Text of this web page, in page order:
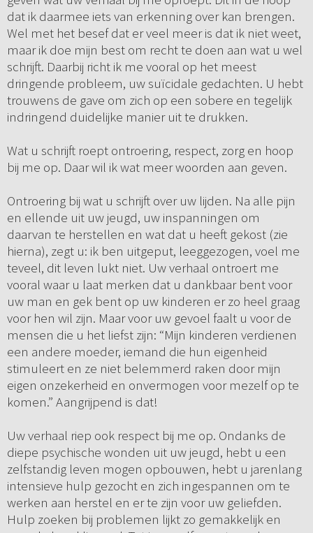
dat ik daarmee iets van erkenning over kan brengen.
Wel met het besef dat er veel meer is dat ik niet weet,
maar ik doe mijn best om recht te doen aan wat u wel
schrijft. Daarbij richt ik me vooral op het meest
dringende probleem, uw suïcidale gedachten. U hebt
trouwens de gave om zich op een sobere en tegelijk
indringend duidelijke manier uit te drukken.
Wat u schrijft roept ontroering, respect, zorg en hoop
bij me op. Daar wil ik wat meer woorden aan geven.
Ontroering bij wat u schrijft over uw lijden. Na alle pijn
en ellende uit uw jeugd, uw inspanningen om
daarvan te herstellen en wat dat u heeft gekost (zie
hierna), zegt u: ik ben uitgeput, leeggezogen, voel me
teveel, dit leven lukt niet. Uw verhaal ontroert me
vooral waar u laat merken dat u dankbaar bent voor
uw man en gek bent op uw kinderen er zo heel graag
voor hen wil zijn. Maar voor uw gevoel faalt u voor de
mensen die u het liefst zijn: “Mijn kinderen verdienen
een andere moeder, iemand die hun eigenheid
stimuleert en ze niet belemmerd raken door mijn
eigen onzekerheid en onvermogen voor mezelf op te
komen.” Aangrijpend is dat!
Uw verhaal riep ook respect bij me op. Ondanks de
diepe psychische wonden uit uw jeugd, hebt u een
zelfstandig leven mogen opbouwen, hebt u jarenlang
intensieve hulp gezocht en zich ingespannen om te
werken aan herstel en er te zijn voor uw geliefden.
Hulp zoeken bij problemen lijkt zo gemakkelijk en